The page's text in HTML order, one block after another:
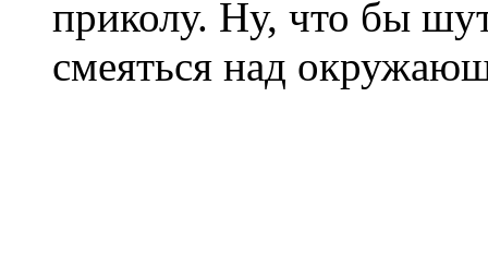
приколу. Ну, что бы
смеяться над